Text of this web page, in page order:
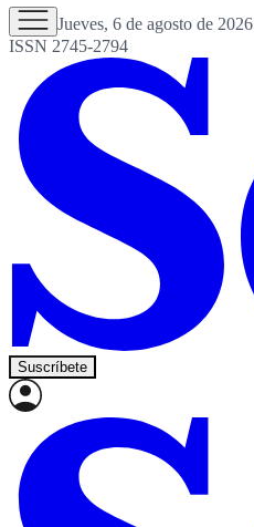
Jueves, 6 de agosto de 2026
ISSN 2745-2794
Suscríbete